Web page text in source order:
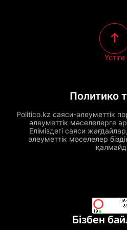
Политико
Politico.kz саяси-әлеуметтік
әлеуметтік мәселелерге
Еліміздегі саяси
әлеуметтік мәселелер
Үстіге
Бізбен